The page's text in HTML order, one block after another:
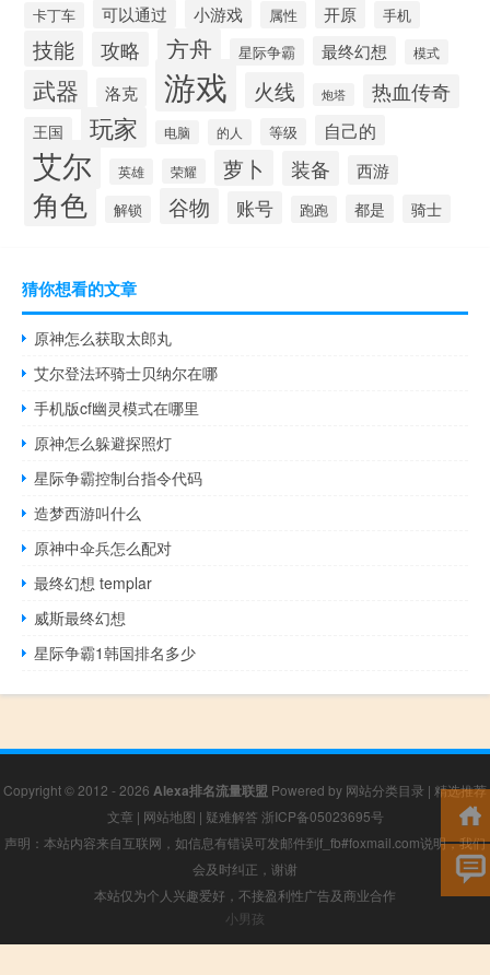
卡丁车 可以通过 小游戏 属性 开原 手机
技能 攻略 方舟 星际争霸 最终幻想 模式
武器 洛克 游戏 火线 炮塔 热血传奇
王国 玩家 电脑 的人 等级 自己的
艾尔 英雄 荣耀 萝卜 装备 西游
角色 解锁 谷物 账号 跑跑 都是 骑士
猜你想看的文章
原神怎么获取太郎丸
艾尔登法环骑士贝纳尔在哪
手机版cf幽灵模式在哪里
原神怎么躲避探照灯
星际争霸控制台指令代码
造梦西游叫什么
原神中伞兵怎么配对
最终幻想 templar
威斯最终幻想
星际争霸1韩国排名多少
Copyright © 2012 - 2026 Alexa排名流量联盟 Powered by 网站分类目录 | 精选推荐
文章 | 网站地图 | 疑难解答 浙ICP备05023695号
声明：本站内容来自互联网，如信息有错误可发邮件到f_fb#foxmail.com说明，我们
会及时纠正，谢谢
本站仅为个人兴趣爱好，不接盈利性广告及商业合作
小男孩